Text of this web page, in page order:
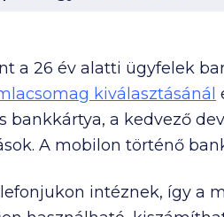
a 26 év alatti ügyfelek
kiválasztásánál
bankkártya, a kedvező
A mobilon történő
intéznek, így a